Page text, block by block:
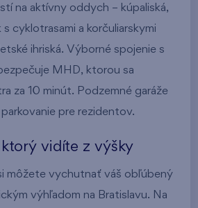
na aktívny oddych – kúpaliská,
cyklotrasami a korčuliarskymi
ihriská. Výborné spojenie s
MHD, ktorou sa
za 10 minút. Podzemné garáže
pre rezidentov.
ktorý vidíte z výšky
môžete vychutnať váš obľúbený
výhľadom na Bratislavu. Na